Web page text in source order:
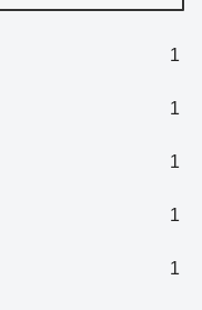
1
1
1
1
1